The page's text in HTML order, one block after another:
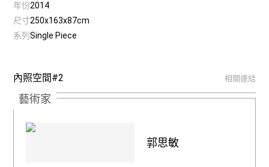
年份2014
尺寸250x163x87cm
系列Single Piece
內照空間#2 相關連結
藝術家
郭思敏